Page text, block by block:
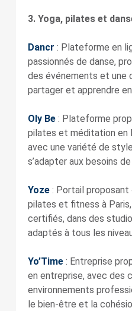
3. Yoga, pilates et
Dancr : Plateforme en
passionnés de danse,
des événements et une
partager et apprendre
Oly Be: Plateforme
pilates et méditation en
avec une variété de
s’adapter aux besoins
Yoze: Portail proposant
pilates et fitness à
certifiés, dans des
adaptés à tous les
Yo’Time: Entreprise
en entreprise, avec des
environnements
le bien-être et la